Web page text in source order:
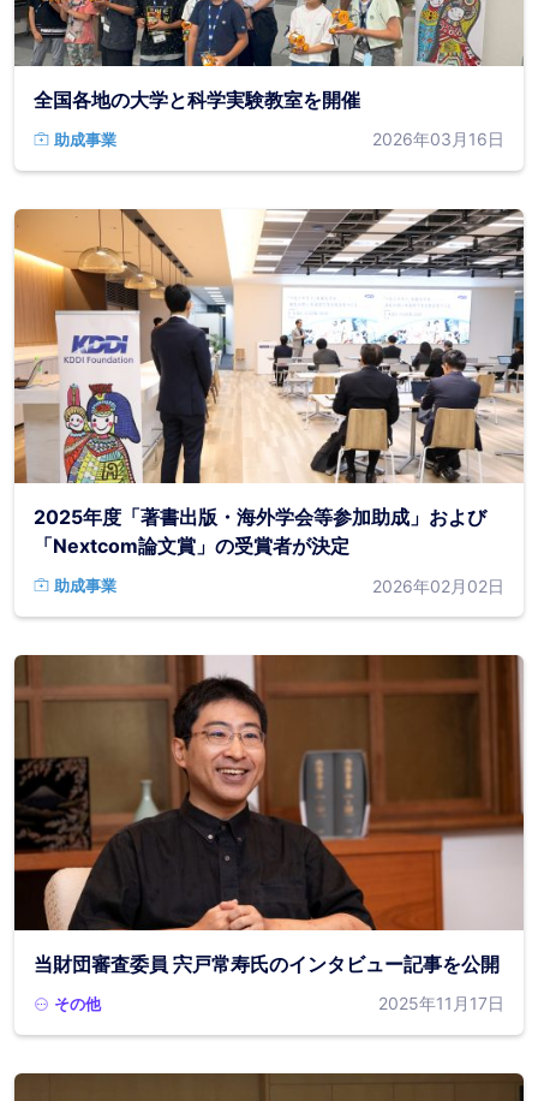
全国各地の大学と科学実験教室を開催
助成事業 2026年03月16日
2025年度「著書出版・海外学会等参加助成」および
「Nextcom論文賞」の受賞者が決定
助成事業 2026年02月02日
当財団審査委員 宍戸常寿氏のインタビュー記事を公開
その他 2025年11月17日